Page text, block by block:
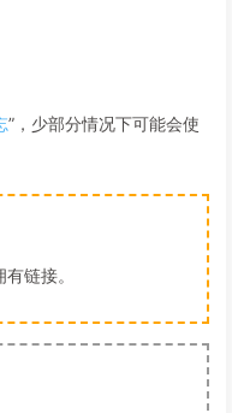
”，少部分情况下可能会使
链接。